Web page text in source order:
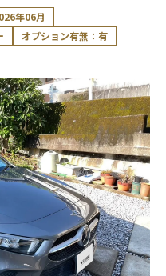
年06月
オプション有無：有